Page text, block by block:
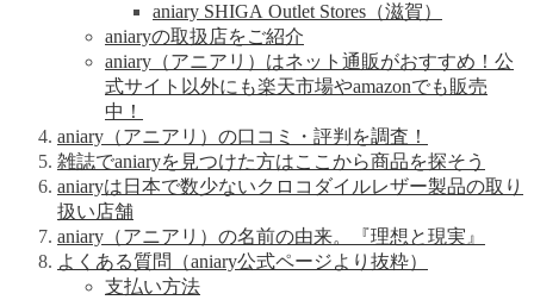
aniary SHIGA Outlet Stores（滋賀）
aniaryの取扱店をご紹介
aniary（アニアリ）はネット通販がおすすめ！公
式サイト以外にも楽天市場やamazonでも販売
中！
aniary（アニアリ）の口コミ・評判を調査！
雑誌でaniaryを見つけた方はここから商品を探そう
aniaryは日本で数少ないクロコダイルレザー製品の取り
扱い店舗
aniary（アニアリ）の名前の由来。『理想と現実』
よくある質問（aniary公式ページより抜粋）
支払い方法